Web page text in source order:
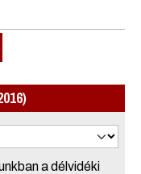
a délvidéki